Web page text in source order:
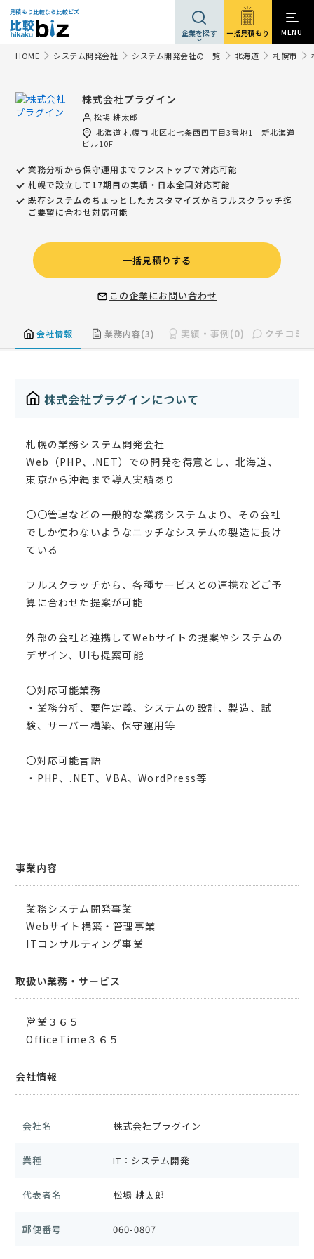
見積もり比較なら比較ビズ
企業を探す 一括見積もり MENU
HOME システム開発会社 システム開発会社の一覧 北海道 札幌市
株式会社プラグイン
松場 耕太郎
北海道 札幌市 北区北七条西四丁目3番地1 新北海道
ビル10F
業務分析から保守運用までワンストップで対応可能
札幌で設立して17期目の実績・日本全国対応可能
既存システムのちょっとしたカスタマイズからフルスクラッチ迄
ご要望に合わせ対応可能
一括見積りする
この企業にお問い合わせ
会社情報 業務内容(3) 実績・事例(0) クチコミ
株式会社プラグインについて
札幌の業務システム開発会社
Web（PHP、.NET）での開発を得意とし、北海道、
東京から沖縄まで導入実績あり
〇〇管理などの一般的な業務システムより、その会社
でしか使わないようなニッチなシステムの製造に長け
ている
フルスクラッチから、各種サービスとの連携などご予
算に合わせた提案が可能
外部の会社と連携してWebサイトの提案やシステムの
デザイン、UIも提案可能
〇対応可能業務
・業務分析、要件定義、システムの設計、製造、試
験、サーバー構築、保守運用等
〇対応可能言語
・PHP、.NET、VBA、WordPress等
事業内容
業務システム開発事業
Webサイト構築・管理事業
ITコンサルティング事業
取扱い業務・サービス
営業３６５
OfficeTime３６５
会社情報
会社名 株式会社プラグイン
業種 IT：システム開発
代表者名 松場 耕太郎
郵便番号 060-0807